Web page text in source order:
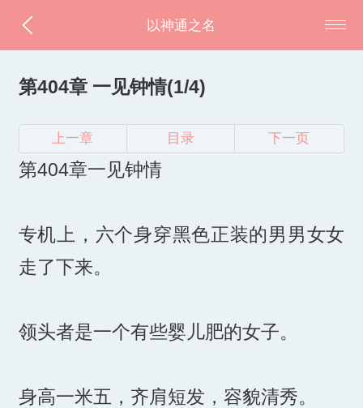
以神通之名
第404章 一见钟情(1/4)
上一章 目录 下一页
第404章一见钟情
专机上，六个身穿黑色正装的男男女女
走了下来。
领头者是一个有些婴儿肥的女子。
身高一米五，齐肩短发，容貌清秀。